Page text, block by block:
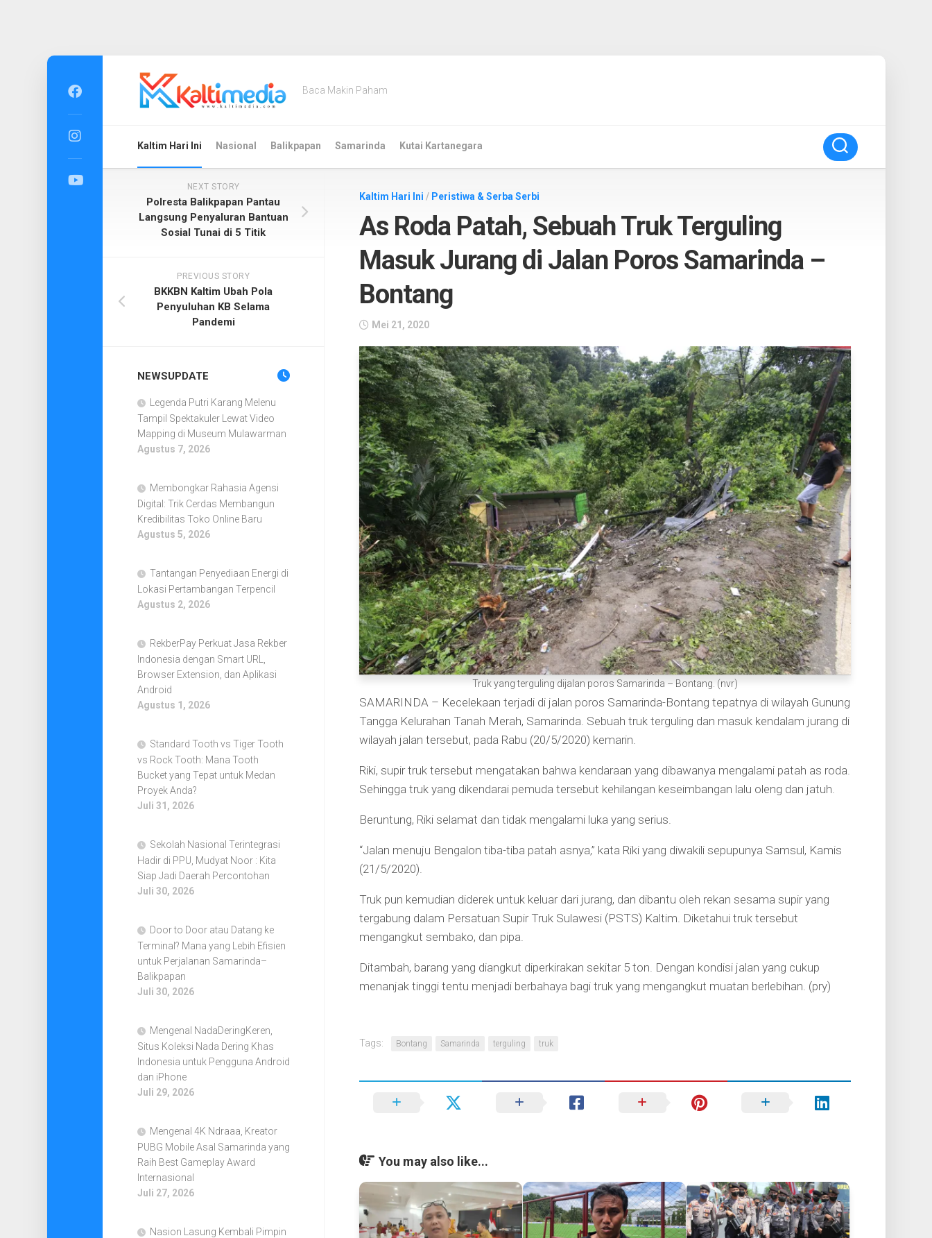
Baca Makin Paham
Kaltim Hari Ini Nasional Balikpapan Samarinda Kutai Kartanegara
Kaltim Hari Ini / Peristiwa & Serba Serbi
As Roda Patah, Sebuah Truk Terguling
Masuk Jurang di Jalan Poros Samarinda –
Bontang
Mei 21, 2020
Truk yang terguling dijalan poros Samarinda – Bontang. (nvr)
SAMARINDA – Kecelekaan terjadi di jalan poros Samarinda-Bontang tepatnya di wilayah Gunung
Tangga Kelurahan Tanah Merah, Samarinda. Sebuah truk terguling dan masuk kendalam jurang di
wilayah jalan tersebut, pada Rabu (20/5/2020) kemarin.
Riki, supir truk tersebut mengatakan bahwa kendaraan yang dibawanya mengalami patah as roda.
Sehingga truk yang dikendarai pemuda tersebut kehilangan keseimbangan lalu oleng dan jatuh.
Beruntung, Riki selamat dan tidak mengalami luka yang serius.
“Jalan menuju Bengalon tiba-tiba patah asnya,” kata Riki yang diwakili sepupunya Samsul, Kamis
(21/5/2020).
Truk pun kemudian diderek untuk keluar dari jurang, dan dibantu oleh rekan sesama supir yang
tergabung dalam Persatuan Supir Truk Sulawesi (PSTS) Kaltim. Diketahui truk tersebut
mengangkut sembako, dan pipa.
Ditambah, barang yang diangkut diperkirakan sekitar 5 ton. Dengan kondisi jalan yang cukup
menanjak tinggi tentu menjadi berbahaya bagi truk yang mengangkut muatan berlebihan. (pry)
Tags: Bontang Samarinda terguling truk
You may also like...
NEXT STORY
Polresta Balikpapan Pantau
Langsung Penyaluran Bantuan
Sosial Tunai di 5 Titik
PREVIOUS STORY
BKKBN Kaltim Ubah Pola
Penyuluhan KB Selama
Pandemi
NEWSUPDATE
Legenda Putri Karang Melenu
Tampil Spektakuler Lewat Video
Mapping di Museum Mulawarman
Agustus 7, 2026
Membongkar Rahasia Agensi
Digital: Trik Cerdas Membangun
Kredibilitas Toko Online Baru
Agustus 5, 2026
Tantangan Penyediaan Energi di
Lokasi Pertambangan Terpencil
Agustus 2, 2026
RekberPay Perkuat Jasa Rekber
Indonesia dengan Smart URL,
Browser Extension, dan Aplikasi
Android
Agustus 1, 2026
Standard Tooth vs Tiger Tooth
vs Rock Tooth: Mana Tooth
Bucket yang Tepat untuk Medan
Proyek Anda?
Juli 31, 2026
Sekolah Nasional Terintegrasi
Hadir di PPU, Mudyat Noor : Kita
Siap Jadi Daerah Percontohan
Juli 30, 2026
Door to Door atau Datang ke
Terminal? Mana yang Lebih Efisien
untuk Perjalanan Samarinda–
Balikpapan
Juli 30, 2026
Mengenal NadaDeringKeren,
Situs Koleksi Nada Dering Khas
Indonesia untuk Pengguna Android
dan iPhone
Juli 29, 2026
Mengenal 4K Ndraaa, Kreator
PUBG Mobile Asal Samarinda yang
Raih Best Gameplay Award
Internasional
Juli 27, 2026
Nasion Lasung Kembali Pimpin